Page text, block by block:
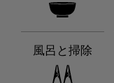
風呂と掃除